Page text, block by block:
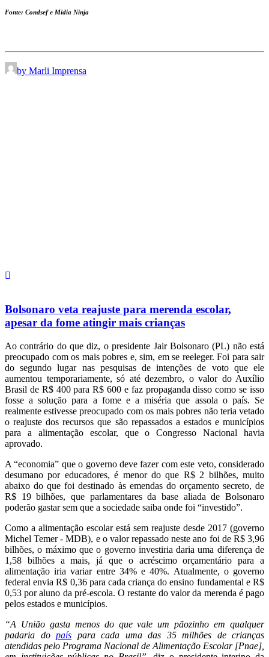
Fonte: Condsef e Midia Ninja
by Marli Imprensa
Bolsonaro veta reajuste para merenda escolar,
apesar da fome atingir mais crianças
Ao contrário do que diz, o presidente Jair Bolsonaro (PL) não está
preocupado com os mais pobres e, sim, em se reeleger. Foi para sair
do segundo lugar nas pesquisas de intenções de voto que ele
aumentou temporariamente, só até dezembro, o valor do Auxílio
Brasil de R$ 400 para R$ 600 e faz propaganda disso como se isso
fosse a solução para a fome e a miséria que assola o país. Se
realmente estivesse preocupado com os mais pobres não teria vetado
o reajuste dos recursos que são repassados a estados e municípios
para a alimentação escolar, que o Congresso Nacional havia
aprovado.
A “economia” que o governo deve fazer com este veto, considerado
desumano por educadores, é menor do que R$ 2 bilhões, muito
abaixo do que foi destinado às emendas do orçamento secreto, de
R$ 19 bilhões, que parlamentares da base aliada de Bolsonaro
poderão gastar sem que a sociedade saiba onde foi “investido”.
Como a alimentação escolar está sem reajuste desde 2017 (governo
Michel Temer - MDB), e o valor repassado neste ano foi de R$ 3,96
bilhões, o máximo que o governo investiria daria uma diferença de
1,58 bilhões a mais, já que o acréscimo orçamentário para a
alimentação iria variar entre 34% e 40%. Atualmente, o governo
federal envia R$ 0,36 para cada criança do ensino fundamental e R$
0,53 por aluno da pré-escola. O restante do valor da merenda é pago
pelos estados e municípios.
“A União gasta menos do que vale um pãozinho em qualquer
padaria do país para cada uma das 35 milhões de crianças
atendidas pelo Programa Nacional de Alimentação Escolar [Pnae],